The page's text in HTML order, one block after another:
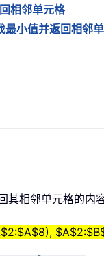
相邻单元格
最小值并返回相邻
相邻单元格的内容